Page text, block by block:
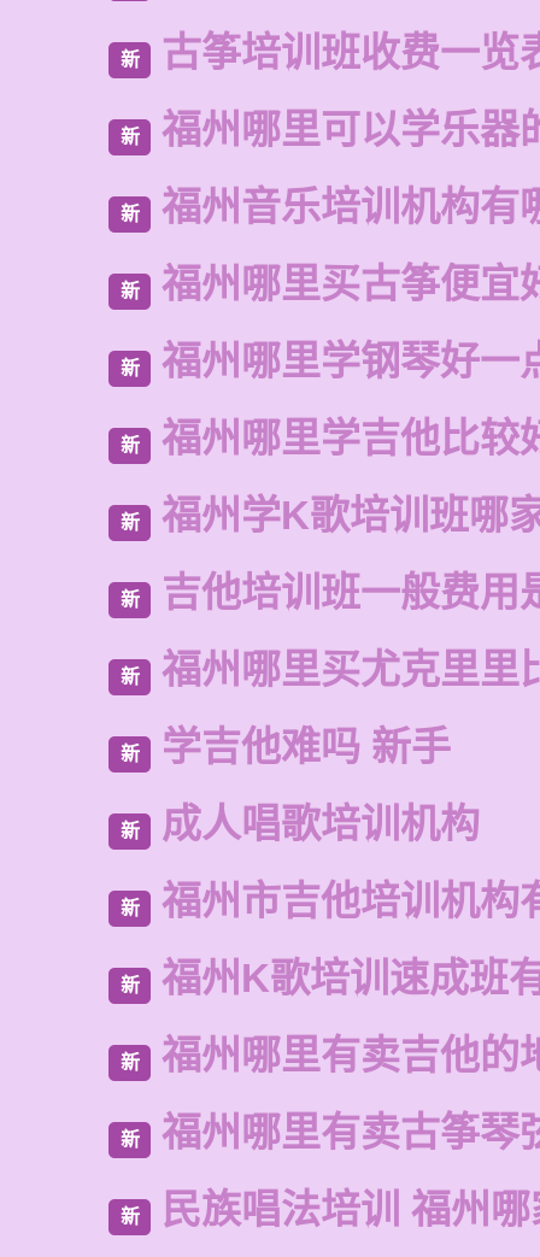
新 古筝培训班收费一览
新 福州哪里可以学乐器
新 福州音乐培训机构有
新 福州哪里买古筝便宜
新 福州哪里学钢琴好一
新 福州哪里学吉他比较
新 福州学K歌培训班哪
新 吉他培训班一般费用
新 福州哪里买尤克里里
新 学吉他难吗 新手
新 成人唱歌培训机构
新 福州市吉他培训机构
新 福州K歌培训速成班
新 福州哪里有卖吉他的
新 福州哪里有卖古筝琴
新 民族唱法培训 福州